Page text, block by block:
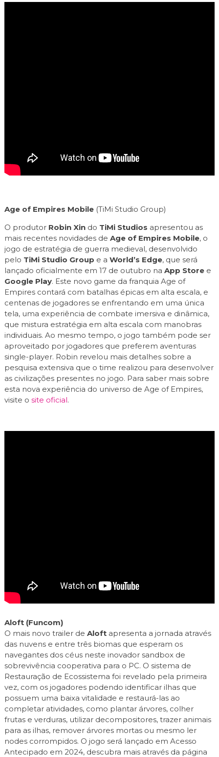
Age of Empires Mobile(TiMi Studio Group)
O produtor Robin Xindo TiMi Studios apresentou as
mais recentes novidades de Age of Empires Mobile, o
jogo de estratégia de guerra medieval, desenvolvido
pelo TiMi Studio Group e a World’s Edge, que será
lançado oficialmente em 17 de outubro na App Storee
Google Play. Este novo game da franquia Age of
Empires contará com batalhas épicas em alta escala, e
centenas de jogadores se enfrentando em uma única
tela, uma experiência de combate imersiva e dinâmica,
que mistura estratégia em alta escala com manobras
individuais. Ao mesmo tempo, o jogo também pode ser
aproveitado por jogadores que preferem aventuras
single-player. Robin revelou mais detalhes sobre a
pesquisa extensiva que o time realizou para desenvolver
as civilizações presentes no jogo. Para saber mais sobre
esta nova experiência do universo de Age of Empires,
visite o site oficial.
Aloft (Funcom)
O mais novo trailer de Aloft apresenta a jornada através
das nuvens e entre três biomas que esperam os
navegantes dos céus neste inovador sandbox de
sobrevivência cooperativa para o PC. O sistema de
Restauração de Ecossistema foi revelado pela primeira
vez, com os jogadores podendo identificar ilhas que
possuem uma baixa vitalidade e restaurá-las ao
completar atividades, como plantar árvores, colher
frutas e verduras, utilizar decompositores, trazer animais
para as ilhas, remover árvores mortas ou mesmo ler
nodes corrompidos. O jogo será lançado em Acesso
Antecipado em 2024, descubra mais através da página